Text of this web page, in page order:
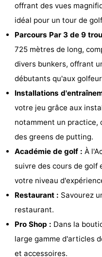
Greve
Port
Zélande
Resort
Haamstede
Résidence
Hof
van
Haamstede
Schouwen
Schouwse
Valleien
-
Soeten
Haert
Wijde
Blick
Zeeland
Village
Zeeuwse
Kust
Zonnedorp
’t
Hof
Hôtels
Last
offrant des vues
idéal pour un tour de
Parcours Par 3 de 9
725 mètres de long,
divers bunkers, offrant
débutants qu'aux
Installations
votre jeu grâce aux
notamment un practice,
des greens de putting.
Académie de golf : À
suivre des cours de golf
votre niveau
Restaurant : Savourez
restaurant.
Pro Shop : Dans la
large gamme d'articles
et accessoires.